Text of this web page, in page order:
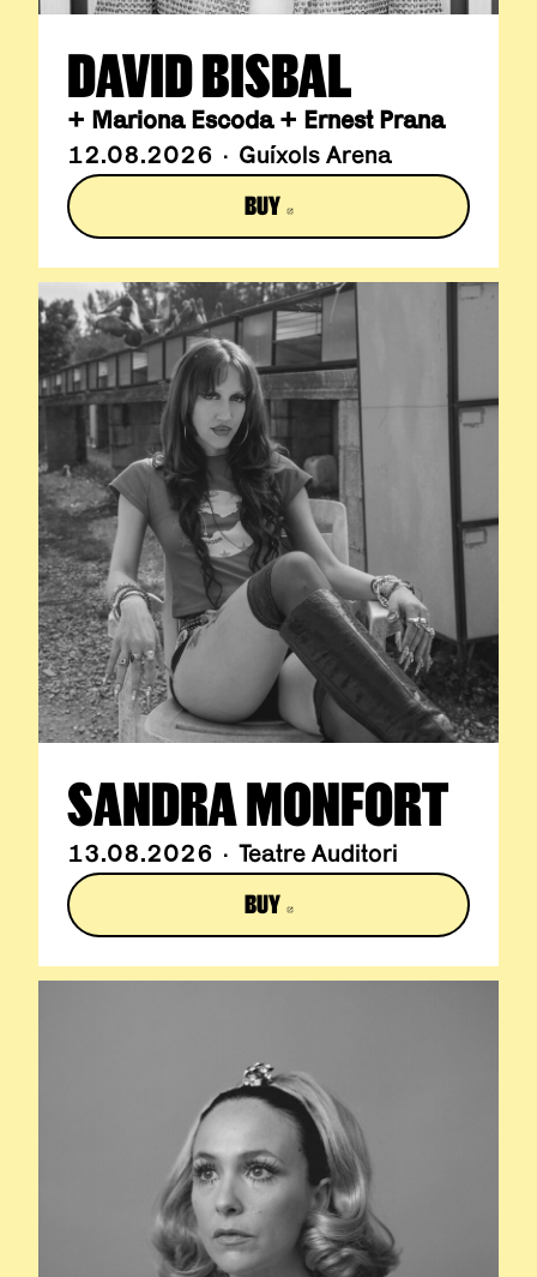
DAVID BISBAL
+ Mariona Escoda + Ernest Prana
12.08.2026 · Guíxols Arena
BUY ABRE EN NUEVA VENTANA
SANDRA MONFORT
13.08.2026 · Teatre Auditori
BUY ABRE EN NUEVA VENTANA